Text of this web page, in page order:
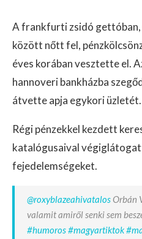
A frankfurti zsidó gettóban,
között nőtt fel,
éves korában vesztette el.
hannoveri bankházba
átvette apja egykori üzletét.
Régi pénzekkel kezdett
katalógusaival
fejedelemségeket.
@roxyblazeahivatalosOrbán
valamit amiről senki sem
#humoros#magyartiktok